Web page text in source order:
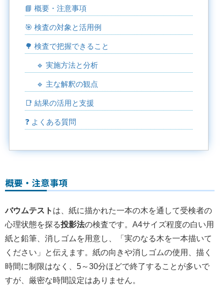
📘 概要・注意事項
🎯 検査の対象と活用例
🌳 検査で把握できること
🔹 実施方法と分析
🔹 主な解釈の観点
📑 結果の活用と支援
❓ よくある質問
概要・注意事項
バウムテスト は、紙に描かれた一本の木を通して受検者の
心理状態を探る投影法の検査です。A4サイズ程度の白い用
紙と鉛筆、消しゴムを用意し、「実のなる木を一本描いて
ください」と伝えます。紙の向きや消しゴムの使用、描く
時間に制限はなく、5～30分ほどで終了することが多いで
すが、厳密な時間設定はありません。